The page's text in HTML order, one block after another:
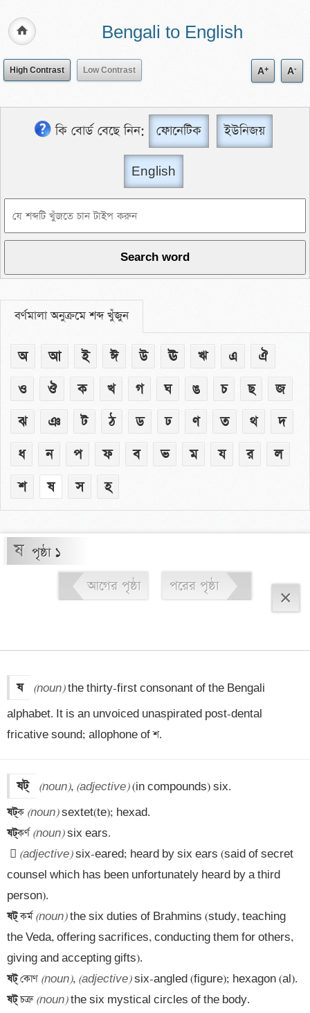
Bengali to English
High Contrast Low Contrast A+ A-
কি বোর্ড বেছে নিন: ফোনেটিক ইউনিজয়
English
বর্ণমালা অনুক্রমে শব্দ খুঁজুন
অ আ ই ঈ উ ঊ ঋ এ
ঐ
ও
ঔ ক খ গ ঘ ঙ চ ছ
জ
ঝ
ঞ ট ঠ ড ঢ ণ ত থ
দ
ধ
ন প ফ ব ভ ম য র
ল
শ
ষ স হ
ষ পৃষ্ঠা ১
আগের পৃষ্ঠা
পরের পৃষ্ঠা
×
ষ (noun) the thirty-first consonant of the Bengali
alphabet. It is an unvoiced unaspirated post-dental
fricative sound; allophone of শ.
(noun), (adjective)
ষট্‌ক (noun)
ষট্‌কর্ণ (noun)
 (adjective) six-eared; heard by six ears (said of secret
counsel which has been unfortunately heard by a third
ষট্‌ কর্ম (noun) the six duties of Brahmins (study, teaching
the Veda, offering sacrifices, conducting them for others,
ষট্‌ কোণ (noun), (adjective)
ষট্‌ চত্রু (noun)